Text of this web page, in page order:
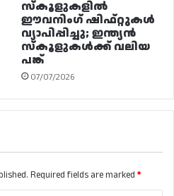
സ്കൂളുകളിൽ
ഈവനിംഗ് ഷിഫ്റ്റുകൾ
വ്യാപിപ്പിച്ചു; ഇന്ത്യൻ
സ്കൂളുകൾക്ക് വലിയ
പങ്ക്
07/07/2026
Required fields are marked *